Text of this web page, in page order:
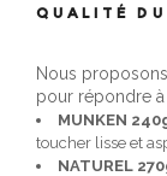
QUALITÉ
Nous
pour répondre
MUNKEN
toucher lisse et
NATUREL